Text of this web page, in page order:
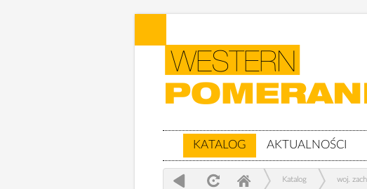
KATALOG AKTUALNOŚCI
Katalog woj.